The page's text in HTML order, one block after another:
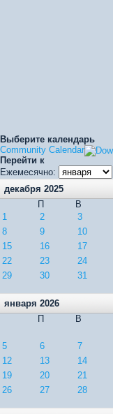
Выберите календарь
Community Calendar
Перейти к
Ежемесячно:
декабря 2025
П
В
1
2 3
8
9 10
15
16 17
22
23 24
29
30 31
января 2026
П
В
5
6 7
12
13 14
19
20 21
26
27 28